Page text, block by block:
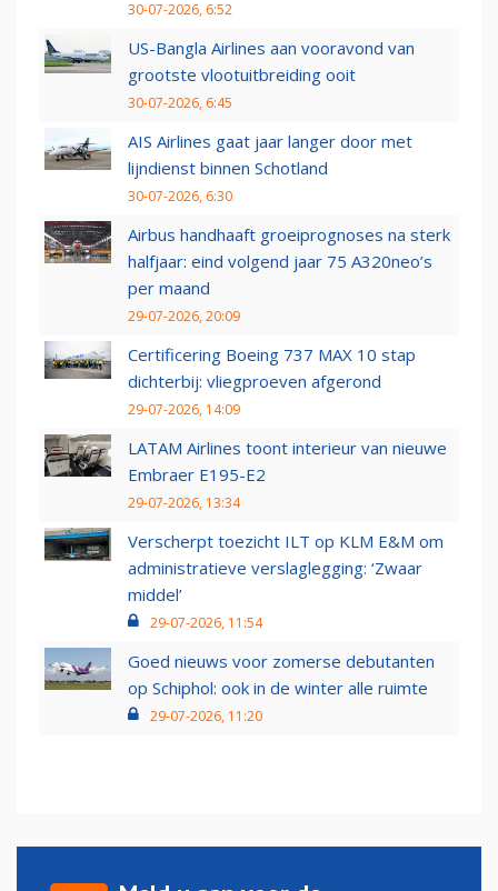
30-07-2026, 6:52
US-Bangla Airlines aan vooravond van
grootste vlootuitbreiding ooit
30-07-2026, 6:45
AIS Airlines gaat jaar langer door met
lijndienst binnen Schotland
30-07-2026, 6:30
Airbus handhaaft groeiprognoses na sterk
halfjaar: eind volgend jaar 75 A320neo’s
per maand
29-07-2026, 20:09
Certificering Boeing 737 MAX 10 stap
dichterbij: vliegproeven afgerond
29-07-2026, 14:09
LATAM Airlines toont interieur van nieuwe
Embraer E195-E2
29-07-2026, 13:34
Verscherpt toezicht ILT op KLM E&M om
administratieve verslaglegging: ‘Zwaar
middel’
29-07-2026, 11:54
Goed nieuws voor zomerse debutanten
op Schiphol: ook in de winter alle ruimte
29-07-2026, 11:20